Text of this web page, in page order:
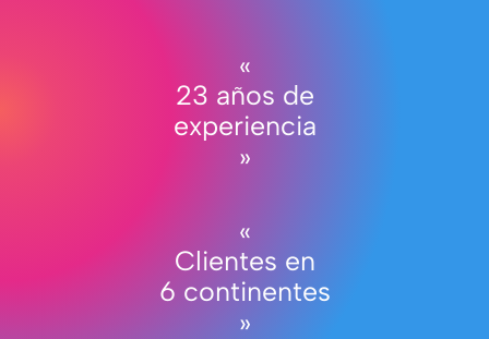
«
23 años de
experiencia
»
«
Clientes en
6 continentes
»